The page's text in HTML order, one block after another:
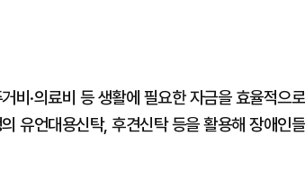
비·의료비 등 생활에 필요한 자금을 효율적으
유언대용신탁, 후견신탁 등을 활용해 장애인